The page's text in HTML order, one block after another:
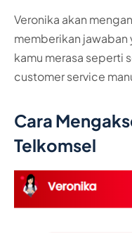
Veronika akan
memberikan
kamu merasa seperti
customer service
Cara
Telkomsel